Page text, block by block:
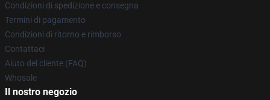
Condizioni di spedizione e consegna
Termini di pagamento
Condizioni di ritorno e rimborso
Contattaci
Aiuto del cliente (FAQ)
Whosale
Il nostro negozio